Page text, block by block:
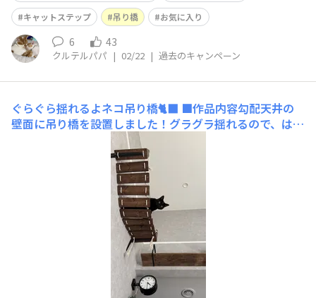
キャットステップ
吊り橋 お気に入り
6 43
クルテルパパ | 02/22 | 過去のキャンペーン
ぐらぐら揺れるよネコ吊り橋🐈‍⬛ ■作品内容勾配天井の
壁面に吊り橋を設置しました！グラグラ揺れるので、はじ
めは怖がって渡ってくれなかったけど、最近はここでくつ
ろぐことも多いです。 ■作品のこだわりポイントカイン
ズで購入した木材、ロープ、ブラケットを使って製作しま
した！ソファーの真上に設置したので、ソファーに座った